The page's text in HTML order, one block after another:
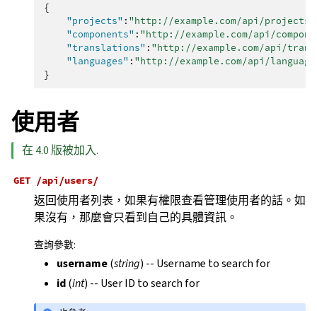
{
"projects" : "http://example.com/api/
"components" : "http://example.com/api/
"translations" : "http://example.com/api/
"languages" : "http://example.com/api/
}
使用者
在 4.0 版被加入.
GET /api/users/
返回使用者列表，如果有權限查看管理使用者的話。如
果沒有，那麼會只看到自己的具體資訊。
查詢參數:
username(string) -- Username to search for
id(int) -- User ID to search for